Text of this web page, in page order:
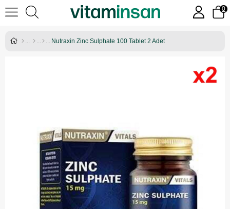
0
Nutraxin Zinc Sulphate 100 Tablet 2 Adet